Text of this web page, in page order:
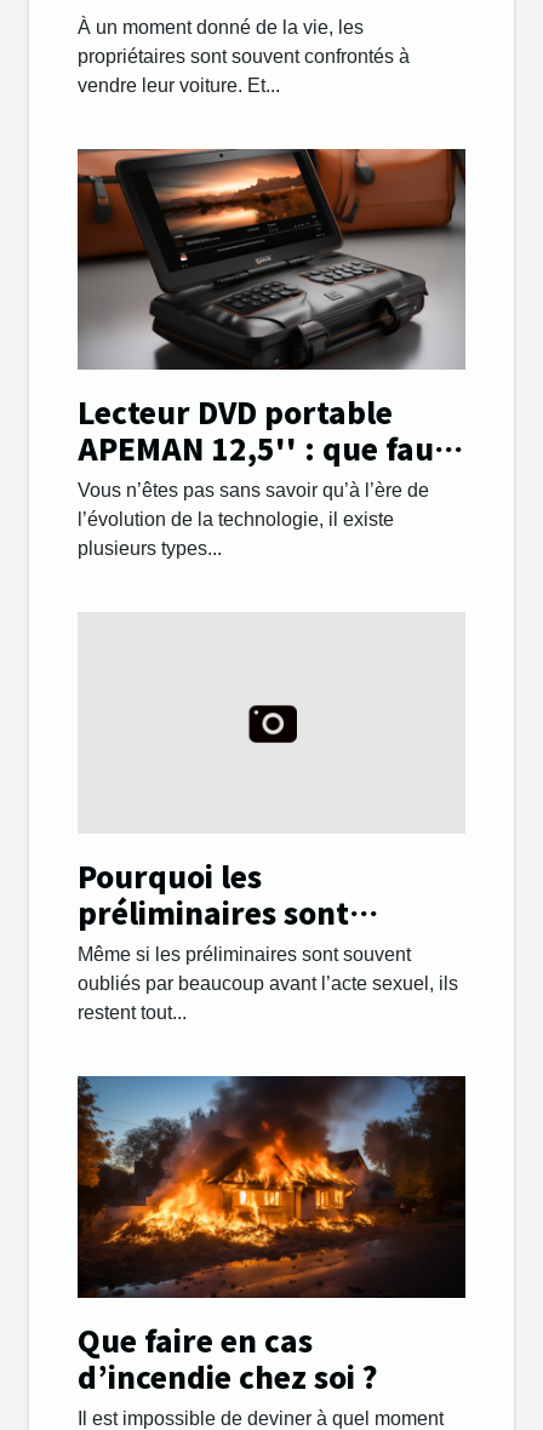
À un moment donné de la vie, les
propriétaires sont souvent confrontés à
vendre leur voiture. Et...
Lecteur DVD portable
APEMAN 12,5'' : que faut-
il savoir ?
Vous n’êtes pas sans savoir qu’à l’ère de
l’évolution de la technologie, il existe
plusieurs types...
Pourquoi les
préliminaires sont
importants lors des
rapports sexuels ?
Même si les préliminaires sont souvent
oubliés par beaucoup avant l’acte sexuel, ils
restent tout...
Que faire en cas
d’incendie chez soi ?
Il est impossible de deviner à quel moment